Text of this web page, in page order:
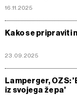
16.11.2025
Kako se pripraviti
23.09.2025
Lamperger, OZS:
iz svojega žepa'